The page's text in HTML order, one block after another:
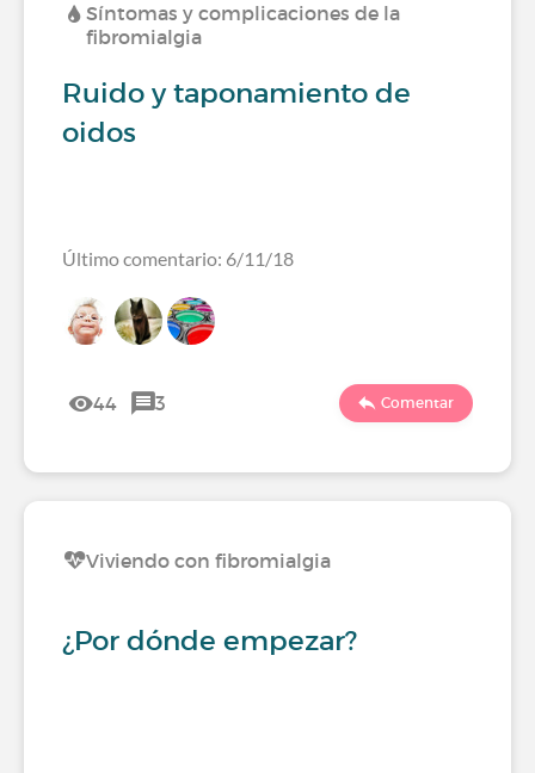
Síntomas y complicaciones de la
fibromialgia
Ruido y taponamiento de
oidos
Último comentario: 6/11/18
44 3 Comentar
Viviendo con fibromialgia
¿Por dónde empezar?